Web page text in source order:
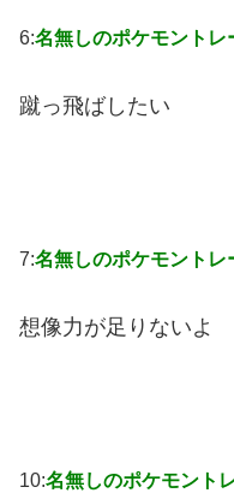
6:名無しのポケモントレ
蹴っ飛ばしたい
7:名無しのポケモントレ
想像力が足りないよ
10:名無しのポケモント